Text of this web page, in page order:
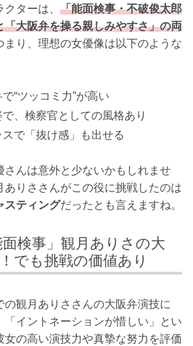
ターは、 「能面検事・不破俊太郎
「大阪弁を操る親しみやすさ」の両
まり、理想の女優像は以下のような
“ツッコミ力”が高い
、検察官としての風格あり
で「抜け感」も出せる
さんは意外と少ないかもしれませ
ありささんがこの役に挑戦したのは
スティングだったとも言えますね。
検事」観月ありさの大
でも挑戦の価値あり
の観月ありささんの大阪弁演技に
「イントネーションが惜しい」とい
女の高い演技力や真摯な努力を評価